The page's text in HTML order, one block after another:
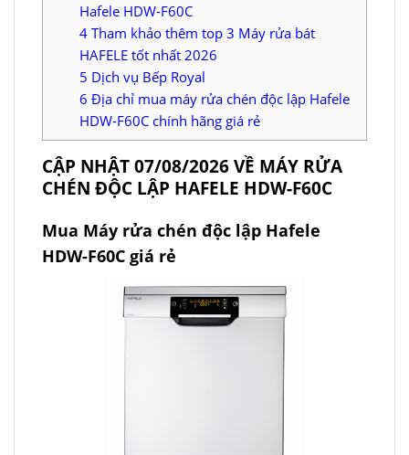
Hafele HDW-F60C
4 Tham khảo thêm top 3 Máy rửa bát
HAFELE tốt nhất 2026
5 Dịch vụ Bếp Royal
6 Địa chỉ mua máy rửa chén độc lập Hafele
HDW-F60C chính hãng giá rẻ
CẬP NHẬT 07/08/2026 VỀ MÁY RỬA
CHÉN ĐỘC LẬP HAFELE HDW-F60C
Mua Máy rửa chén độc lập Hafele
HDW-F60C giá rẻ